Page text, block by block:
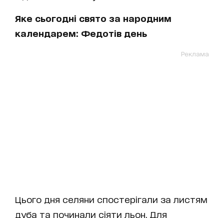
Яке сьогодні свято за народним
календарем: Федотів день
Реклама
Цього дня селяни спостерігали за листям
дуба та починали сіяти льон. Для